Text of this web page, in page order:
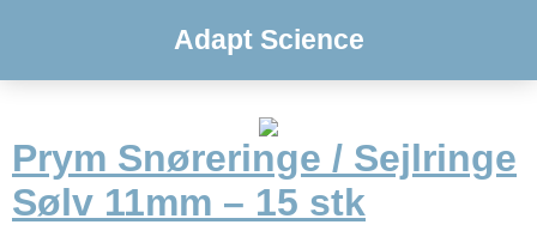
Adapt Science
Prym Snøreringe / Sejlringe
Sølv 11mm – 15 stk